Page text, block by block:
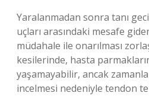
Yaralanmadan sonra tanı
uçları arasındaki mesafe
müdahale ile onarılması
kesilerinde, hasta
yaşamayabilir, ancak
incelmesi nedeniyle tendon